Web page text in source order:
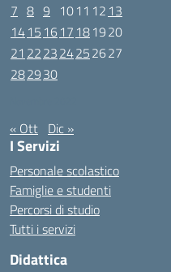
7 8 9 1011 12 13
1415 1617 181920
21 222324252627
282930
« Ott Dic »
I Servizi
Personale scolastico
Famiglie e studenti
Percorsi di studio
Tutti i servizi
Didattica